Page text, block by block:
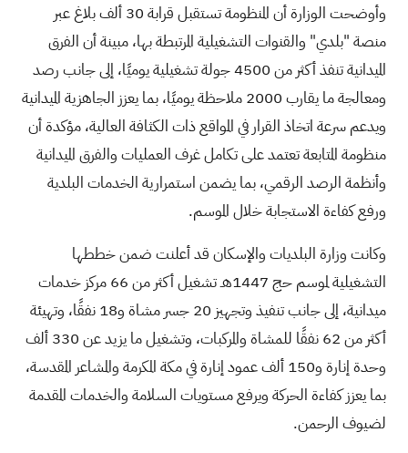
وأوضحت الوزارة أن المنظومة تستقبل قرابة 30 ألف بلاغ عبر
منصة "بلدي" والقنوات التشغيلية المرتبطة بها، مبينة أن الفرق
الميدانية تنفذ أكثر من 4500 جولة تشغيلية يوميًا، إلى جانب رصد
ومعالجة ما يقارب 2000 ملاحظة يوميًا، بما يعزز الجاهزية الميدانية
ويدعم سرعة اتخاذ القرار في المواقع ذات الكثافة العالية، مؤكدة أن
منظومة المتابعة تعتمد على تكامل غرف العمليات والفرق الميدانية
وأنظمة الرصد الرقمي، بما يضمن استمرارية الخدمات البلدية
ورفع كفاءة الاستجابة خلال الموسم.
وكانت وزارة البلديات والإسكان قد أعلنت ضمن خططها
التشغيلية لموسم حج 1447هـ تشغيل أكثر من 66 مركز خدمات
ميدانية، إلى جانب تنفيذ وتجهيز 20 جسر مشاة و18 نفقًا، وتهيئة
أكثر من 62 نفقًا للمشاة والمركبات، وتشغيل ما يزيد عن 330 ألف
وحدة إنارة و150 ألف عمود إنارة في مكة المكرمة والمشاعر المقدسة،
بما يعزز كفاءة الحركة ويرفع مستويات السلامة والخدمات المقدمة
لضيوف الرحمن.